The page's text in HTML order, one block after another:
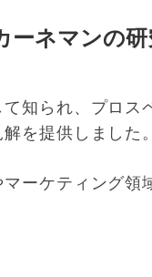
ーネマンの研
知られ、プロス
を提供しました。
ーケティング領